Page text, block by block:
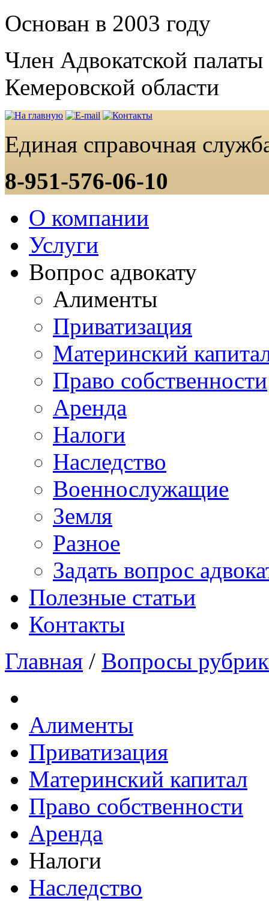
Основан в 2003 году
Член Адвокатской палаты
Кемеровской области
Единая справочная
8-951-576-06-10
О компании
Услуги
Вопрос адвокату
Алименты
Приватизация
Материнский
Право собственности
Аренда
Налоги
Наследство
Военнослужащие
Земля
Разное
Задать вопрос
Полезные статьи
Контакты
Главная / Вопросы
Алименты
Приватизация
Материнский капитал
Право собственности
Аренда
Налоги
Наследство